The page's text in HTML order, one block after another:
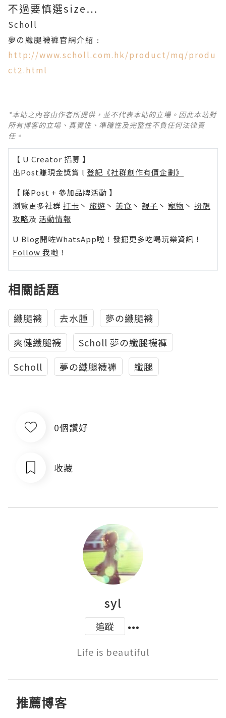
不過要慎選size…
Scholl
夢の纖腿襪褲官網介紹﹕
http://www.scholl.com.hk/product/mq/produ
ct2.html
*本站之內容由作者所提供，並不代表本站的立場。因此本站對
所有博客的立場、真實性、準確性及完整性不負任何法律責
任。
【 U Creator 招募 】
出Post賺現金獎賞 l 登記《社群創作有價企劃》
【 睇Post + 參加品牌活動 】
瀏覽更多社群 打卡 丶 旅遊 丶 美食 丶 親子 丶 寵物 丶 扮靚
攻略及 活動情報
U Blog開咗WhatsApp啦！發掘更多吃喝玩樂資訊！
Follow 我哋 ！
相關話題
纖腿襪 去水腫
夢の纖腿襪
爽健纖腿襪
Scholl 夢の纖腿襪褲
Scholl
夢の纖腿襪褲 纖腿
0個讚好
收藏
syl
追蹤
Life is beautiful
推薦博客